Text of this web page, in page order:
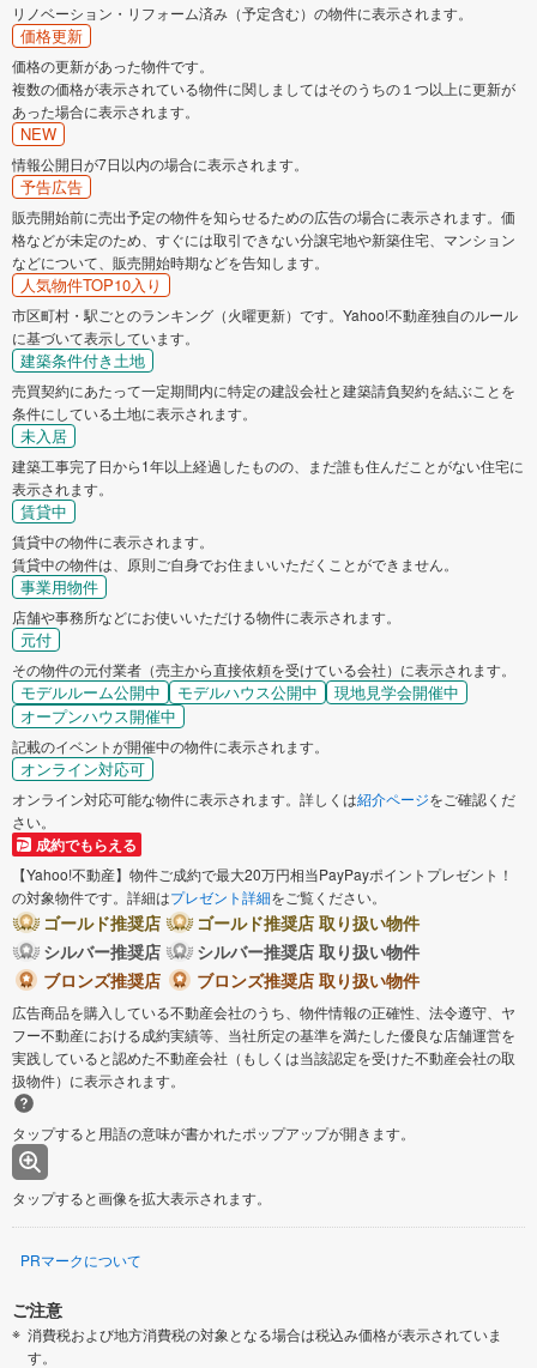
リノベーション・リフォーム済み（予定含む）の物件に表示されます。
価格更新
価格の更新があった物件です。
複数の価格が表示されている物件に関しましてはそのうちの１つ以上に更新が
あった場合に表示されます。
NEW
情報公開日が7日以内の場合に表示されます。
予告広告
販売開始前に売出予定の物件を知らせるための広告の場合に表示されます。価
格などが未定のため、すぐには取引できない分譲宅地や新築住宅、マンション
などについて、販売開始時期などを告知します。
人気物件TOP10入り
市区町村・駅ごとのランキング（火曜更新）です。Yahoo!不動産独自のルール
に基づいて表示しています。
建築条件付き土地
売買契約にあたって一定期間内に特定の建設会社と建築請負契約を結ぶことを
条件にしている土地に表示されます。
未入居
建築工事完了日から1年以上経過したものの、まだ誰も住んだことがない住宅に
表示されます。
賃貸中
賃貸中の物件に表示されます。
賃貸中の物件は、原則ご自身でお住まいいただくことができません。
事業用物件
店舗や事務所などにお使いいただける物件に表示されます。
元付
その物件の元付業者（売主から直接依頼を受けている会社）に表示されます。
モデルルーム公開中 モデルハウス公開中
現地見学会開催中
オープンハウス開催中
記載のイベントが開催中の物件に表示されます。
オンライン対応可
オンライン対応可能な物件に表示されます。詳しくは紹介ページをご確認くだ
さい。
成約でもらえる
【Yahoo!不動産】物件ご成約で最大20万円相当PayPayポイントプレゼント！
の対象物件です。詳細はプレゼント詳細をご覧ください。
ゴールド推奨店
ゴールド推奨店 取り扱い物件
シルバー推奨店
シルバー推奨店 取り扱い物件
ブロンズ推奨店
ブロンズ推奨店 取り扱い物件
広告商品を購入している不動産会社のうち、物件情報の正確性、法令遵守、ヤ
フー不動産における成約実績等、当社所定の基準を満たした優良な店舗運営を
実践していると認めた不動産会社（もしくは当該認定を受けた不動産会社の取
扱物件）に表示されます。
タップすると用語の意味が書かれたポップアップが開きます。
タップすると画像を拡大表示されます。
PRマークについて
ご注意
消費税および地方消費税の対象となる場合は税込み価格が表示されていま
す。